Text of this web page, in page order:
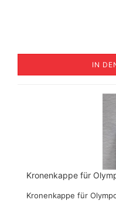
IN
Kronenkappe für
Kronenkappe für